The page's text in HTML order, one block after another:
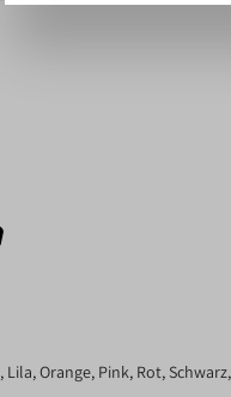
, Lila, Orange, Pink, Rot, Schwarz,